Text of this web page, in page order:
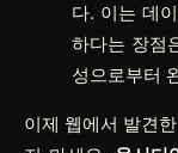
다. 이는 데
하다는 장점
성으로부터
이제 웹에서 발견